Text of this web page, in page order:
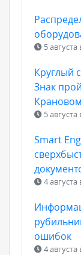
5 августа
Круглый
Знак
5 августа
Smart
4 августа
ошибок
4 августа